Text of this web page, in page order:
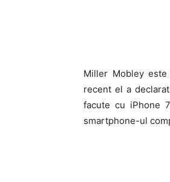
Miller Mobley
recent el a
facute cu iPhone
smartphone-ul